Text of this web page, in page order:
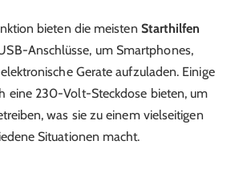
bieten die meisten Starthilfen
Anschlüsse, um Smartphones,
Gerate aufzuladen. Einige
eine 230-Volt-Steckdose bieten, um
was sie zu einem vielseitigen
Situationen macht.